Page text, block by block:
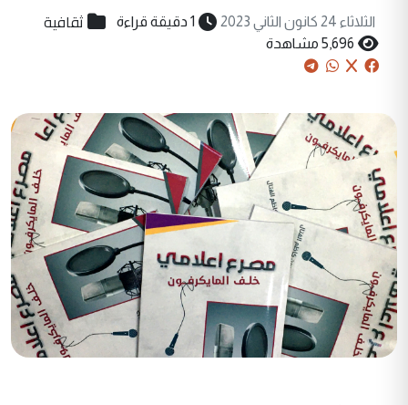
الثلاثاء 24 كانون الثاني 2023 1 دقيقة قراءة ثقافية
5,696 مشاهدة